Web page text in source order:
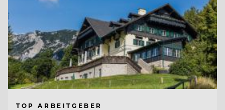
TOP ARBEITGEBER